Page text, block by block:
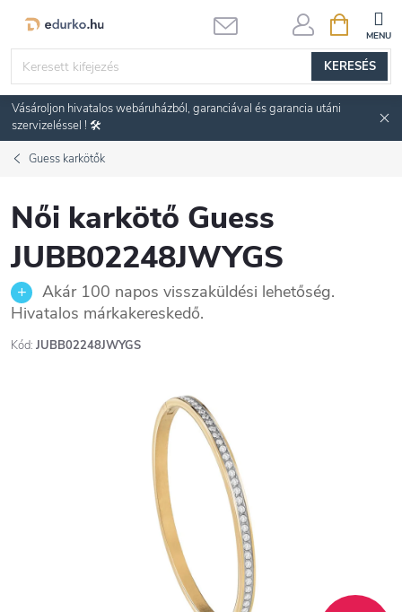
KERESÉS
KOSÁR
Vásároljon hivatalos webáruházból, garanciával és garancia utáni
szervizeléssel ! 🛠️
Guess karkötők
Női karkötő Guess
JUBB02248JWYGS
Akár 100 napos visszaküldési lehetőség.
Hivatalos márkakereskedő.
Kód: JUBB02248JWYGS